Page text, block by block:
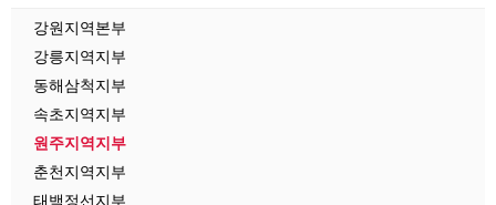
강원지역본부
강릉지역지부
동해삼척지부
속초지역지부
원주지역지부
춘천지역지부
태백정선지부